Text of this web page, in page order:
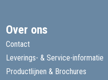
Over ons
Contact
Leverings- & Service-informatie
Productlijnen & Brochures